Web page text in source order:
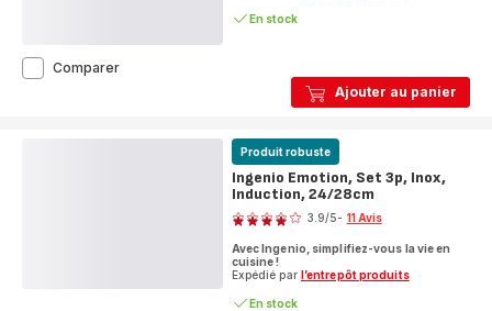
Ajouter au panier
En stock
ComparerIngenio
amovible,
Produit robuste
Ingenio Emotion, Set 3p, Inox,
Induction, 24/28cm
Note
3.9/5- 11 Avis
Avec Ingenio, simplifiez-vous la vie en
cuisine !
Expédié par l’entrepôt produits
En stock